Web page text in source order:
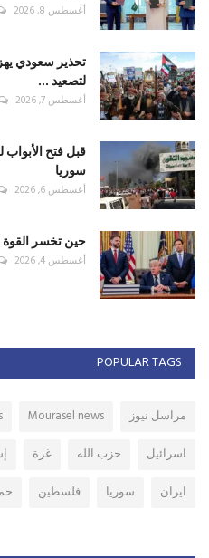
أغسطس 8, 2026
تحذير سعودي يهز
لتصعيد ...
أغسطس 7, 2026
قبل فتح
سوريا
أغسطس 6, 2026
حين تخسر
أغسطس 4, 2026
POPULAR TAGS
مراسل نيوز Mourasel news
اسرائيل
حزب الله غزة
ايران
سوريا فلسطين